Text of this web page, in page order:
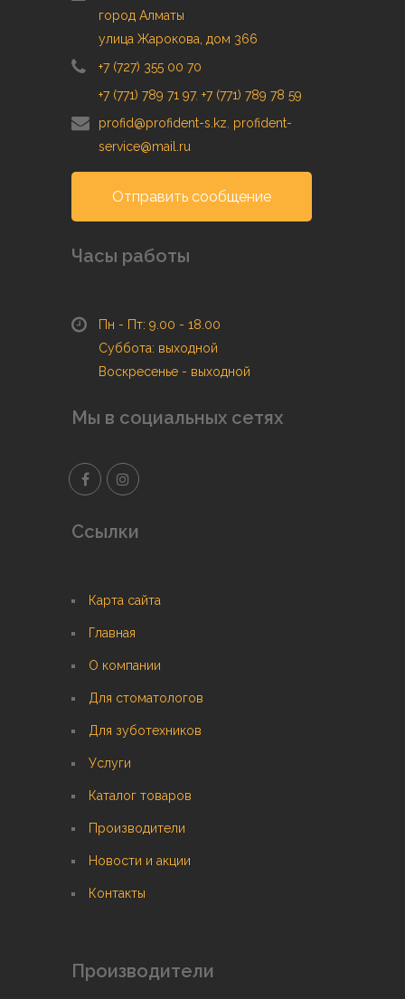
город Алматы
улица Жарокова, дом 366
+7 (727) 355 00 70
+7 (771) 789 71 97, +7 (771) 789 78 59
profid@profident-s.kz profident-
service@mail.ru
Отправить сообщение
Часы работы
Пн - Пт: 9.00 - 18.00
Суббота: выходной
Воскресенье - выходной
Мы в социальных сетях
Ссылки
Карта сайта
Главная
О компании
Для стоматологов
Для зуботехников
Услуги
Каталог товаров
Производители
Новости и акции
Контакты
Производители